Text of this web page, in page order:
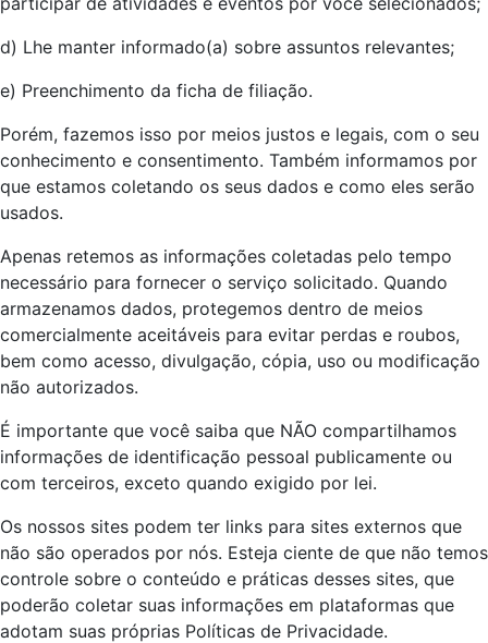
d) Lhe manter informado(a) sobre assuntos relevantes;
e) Preenchimento da ficha de filiação.
Porém, fazemos isso por meios justos e legais, com o seu
conhecimento e consentimento. Também informamos por
que estamos coletando os seus dados e como eles serão
usados.
Apenas retemos as informações coletadas pelo tempo
necessário para fornecer o serviço solicitado. Quando
armazenamos dados, protegemos dentro de meios
comercialmente aceitáveis para evitar perdas e roubos,
bem como acesso, divulgação, cópia, uso ou modificação
não autorizados.
É importante que você saiba que NÃO compartilhamos
informações de identificação pessoal publicamente ou
com terceiros, exceto quando exigido por lei.
Os nossos sites podem ter links para sites externos que
não são operados por nós. Esteja ciente de que não temos
controle sobre o conteúdo e práticas desses sites, que
poderão coletar suas informações em plataformas que
adotam suas próprias Políticas de Privacidade.